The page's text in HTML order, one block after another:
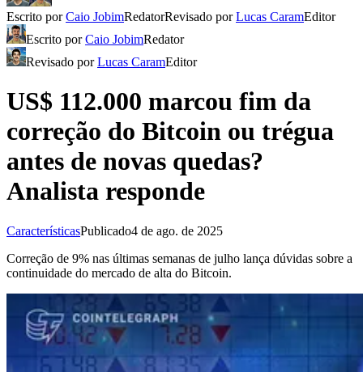
Escrito porCaio JobimRedatorRevisado porLucas CaramEditor
Escrito porCaio JobimRedator
Revisado porLucas CaramEditor
US$ 112.000 marcou fim da
correção do Bitcoin ou trégua
antes de novas quedas?
Analista responde
CaracterísticasPublicado4 de ago. de 2025
Correção de 9% nas últimas semanas de julho lança dúvidas sobre a
continuidade do mercado de alta do Bitcoin.